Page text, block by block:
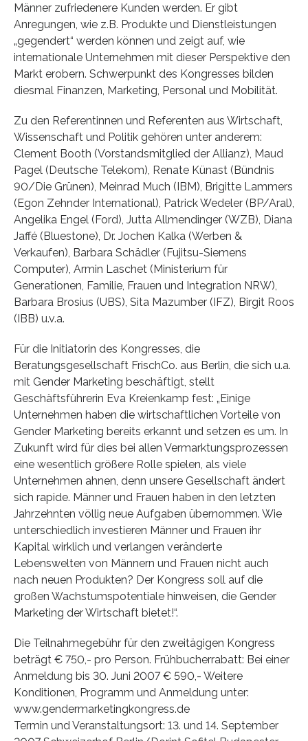
Männer zufriedenere Kunden werden. Er gibt
Anregungen, wie z.B. Produkte und Dienstleistungen
„gegendert“ werden können und zeigt auf, wie
internationale Unternehmen mit dieser Perspektive den
Markt erobern. Schwerpunkt des Kongresses bilden
diesmal Finanzen, Marketing, Personal und Mobilität.
Zu den Referentinnen und Referenten aus Wirtschaft,
Wissenschaft und Politik gehören unter anderem:
Clement Booth (Vorstandsmitglied der Allianz), Maud
Pagel (Deutsche Telekom), Renate Künast (Bündnis
90/Die Grünen), Meinrad Much (IBM), Brigitte Lammers
(Egon Zehnder International), Patrick Wedeler (BP/Aral),
Angelika Engel (Ford), Jutta Allmendinger (WZB), Diana
Jaffé (Bluestone), Dr. Jochen Kalka (Werben &
Verkaufen), Barbara Schädler (Fujitsu-Siemens
Computer), Armin Laschet (Ministerium für
Generationen, Familie, Frauen und Integration NRW),
Barbara Brosius (UBS), Sita Mazumber (IFZ), Birgit Roos
(IBB) u.v.a.
Für die Initiatorin des Kongresses, die
Beratungsgesellschaft FrischCo. aus Berlin, die sich u.a.
mit Gender Marketing beschäftigt, stellt
Geschäftsführerin Eva Kreienkamp fest: „Einige
Unternehmen haben die wirtschaftlichen Vorteile von
Gender Marketing bereits erkannt und setzen es um. In
Zukunft wird für dies bei allen Vermarktungsprozessen
eine wesentlich größere Rolle spielen, als viele
Unternehmen ahnen, denn unsere Gesellschaft ändert
sich rapide. Männer und Frauen haben in den letzten
Jahrzehnten völlig neue Aufgaben übernommen. Wie
unterschiedlich investieren Männer und Frauen ihr
Kapital wirklich und verlangen veränderte
Lebenswelten von Männern und Frauen nicht auch
nach neuen Produkten? Der Kongress soll auf die
großen Wachstumspotentiale hinweisen, die Gender
Marketing der Wirtschaft bietet!“.
Die Teilnahmegebühr für den zweitägigen Kongress
beträgt € 750,- pro Person. Frühbucherrabatt: Bei einer
Anmeldung bis 30. Juni 2007 € 590,- Weitere
Konditionen, Programm und Anmeldung unter:
www.gendermarketingkongress.de
Termin und Veranstaltungsort: 13. und 14. September